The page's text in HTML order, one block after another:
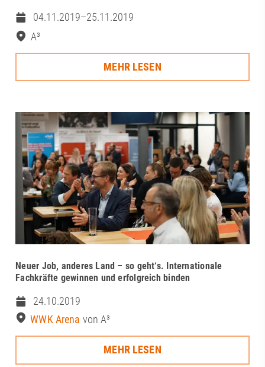
04.11.2019–25.11.2019
A³
MEHR LESEN
Neuer Job, anderes Land – so geht‘s. Internationale
Fachkräfte gewinnen und erfolgreich binden
24.10.2019
WWK Arena von A³
MEHR LESEN